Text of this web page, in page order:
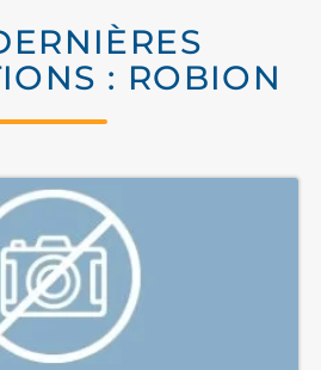
: ROBION